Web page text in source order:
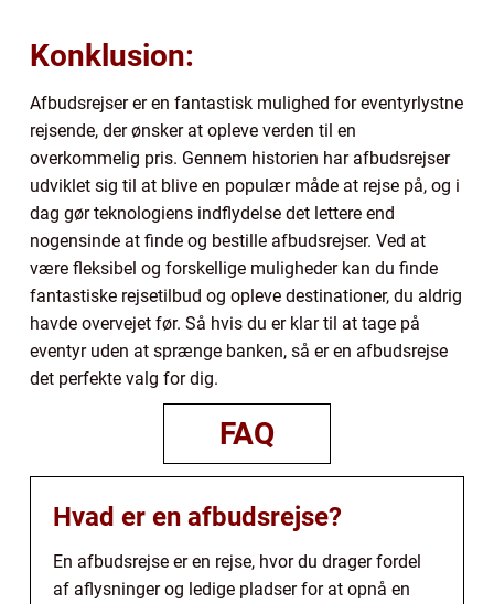
Konklusion:
Afbudsrejser er en fantastisk mulighed for eventyrlystne
rejsende, der ønsker at opleve verden til en
overkommelig pris. Gennem historien har afbudsrejser
udviklet sig til at blive en populær måde at rejse på, og i
dag gør teknologiens indflydelse det lettere end
nogensinde at finde og bestille afbudsrejser. Ved at
være fleksibel og forskellige muligheder kan du finde
fantastiske rejsetilbud og opleve destinationer, du aldrig
havde overvejet før. Så hvis du er klar til at tage på
eventyr uden at sprænge banken, så er en afbudsrejse
det perfekte valg for dig.
FAQ
Hvad er en afbudsrejse?
En afbudsrejse er en rejse, hvor du drager fordel
af aflysninger og ledige pladser for at opnå en